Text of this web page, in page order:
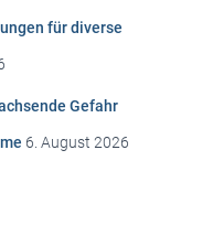
für diverse
Gefahr
6. August 2026